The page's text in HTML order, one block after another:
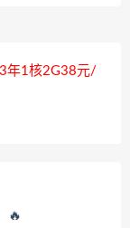
年1核2G38元/
🔥